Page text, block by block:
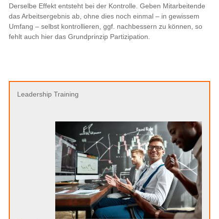
Derselbe Effekt entsteht bei der Kontrolle. Geben Mitarbeitende
das Arbeitsergebnis ab, ohne dies noch einmal – in gewissem
Umfang – selbst kontrollieren, ggf. nachbessern zu können, so
fehlt auch hier das Grundprinzip Partizipation.
Leadership Training